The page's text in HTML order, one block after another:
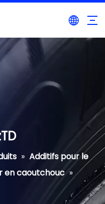
» Additifs pour le
en caoutchouc »